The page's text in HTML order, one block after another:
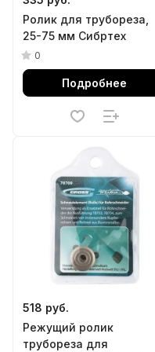
Ролик для трубореза,
25-75 мм Сибртех
0
Подробнее
518 руб.
Режущий ролик
трубореза для